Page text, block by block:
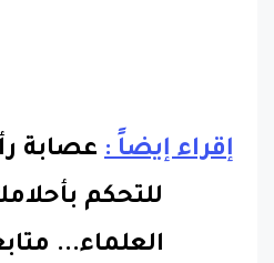
للتحكم
العلماء ...